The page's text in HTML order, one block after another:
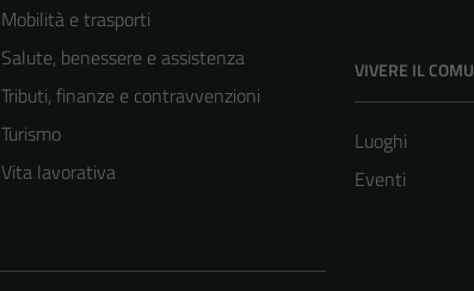
Mobilità e trasporti
Salute, benessere e assistenza
Tributi, finanze e contravvenzioni
Turismo
Vita lavorativa
VIVERE IL
Luoghi
Eventi